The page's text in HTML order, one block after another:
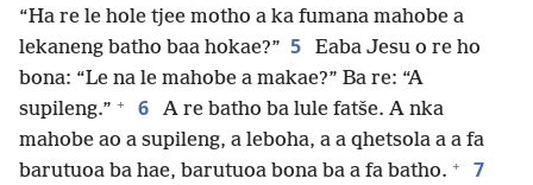
“Ha re le hole tjee motho a ka fumana mahobe a
lekaneng batho baa hokae?” 5
Eaba Jesu o re ho
bona: “Le na le mahobe a makae?” Ba re: “A
supileng.” + 6
A re batho ba lule fatše. A nka
mahobe ao a supileng, a leboha, a a qhetsola a a fa
barutuoa ba hae, barutuoa bona ba a fa batho. + 7